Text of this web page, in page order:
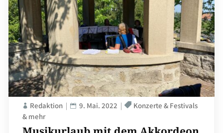
Redaktion 9. Mai. 2022
Konzerte & Festivals
& mehr